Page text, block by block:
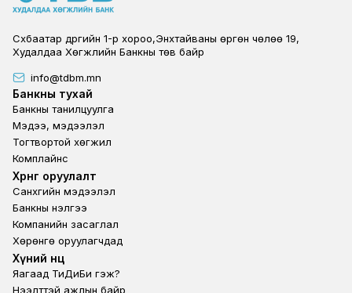
Сүхбаатар дүүргийн 1-р хороо,Энхтайваны өргөн чөлөө 19,
Худалдаа Хөгжлийн Банкны төв байр
info@tdbm.mn
Footer
Банкны тухай
Банкны танилцуулга
Мэдээ, мэдээлэл
Тогтвортой хөгжил
Комплайнс
Footer third
Хөрөнгө оруулалт
Санхүүгийн мэдээлэл
Банкны үнэлгээ
Компанийн засаглал
Хөрөнгө оруулагчдад
Footer second
Хүний нөөц
Яагаад ТиДиБи гэж?
Нээлттэй ажлын байр